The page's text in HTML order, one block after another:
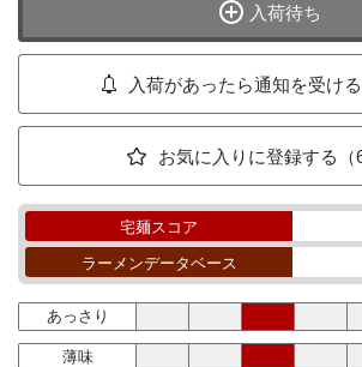
入荷待ち
入荷があったら通知を受ける
お気に入りに登録する（
宅麺スコア
ラーメンデータベース
あっさり
薄味